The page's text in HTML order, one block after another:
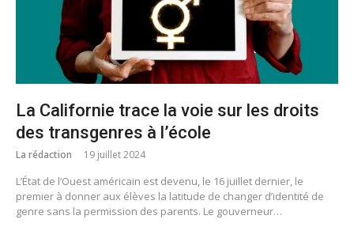
La Californie trace la voie sur les droits
des transgenres à l’école
La rédaction 19 juillet 2024
L’État de l’Ouest américain est devenu, le 16 juillet dernier, le
premier à donner aux élèves la latitude de changer d’identité de
genre sans la permission des parents. Le gouverneur…